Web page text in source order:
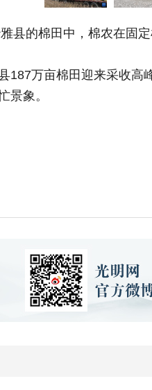
的棉田中，棉农在固定
万亩棉田迎来采收高
景象。